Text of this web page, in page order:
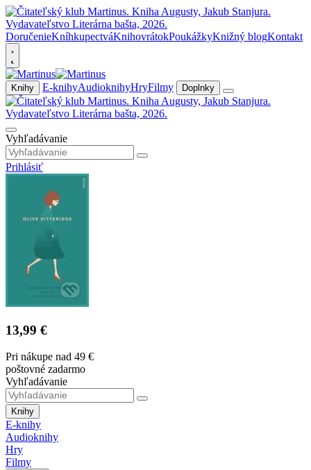
DoručenieKníhkupectváKnihovrátokPoukážkyKnižný blogKontakt
Knihy E-knihyAudioknihyHryFilmy Doplnky
Vyhľadávanie
Prihlásiť
13,99 €
Pri nákupe nad 49 €
poštovné zadarmo
Vyhľadávanie
Knihy
E-knihy
Audioknihy
Hry
Filmy